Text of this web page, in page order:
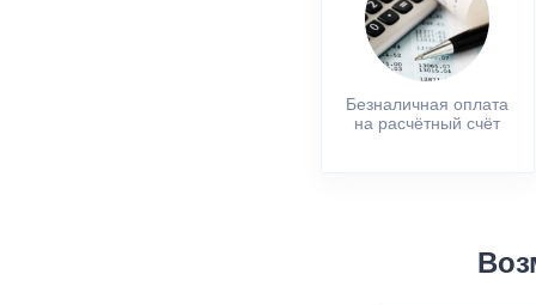
Безналичная оплата
на расчётный счёт